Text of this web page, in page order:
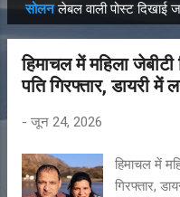
सं
दे
‌‌‌ सोलनलेबल वाली पोस्ट दिखाई
हिमाचल में महिला जेबीटी
पति गिरफ्तार, डायरी में
- जून 24, 2026
हिमाचल में
गिरफ्तार,